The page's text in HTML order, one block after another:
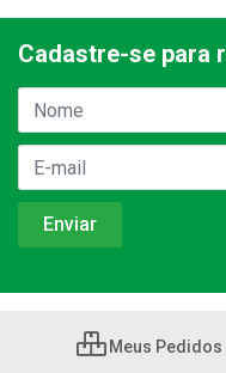
Cadastre-se para
Meus Pedidos